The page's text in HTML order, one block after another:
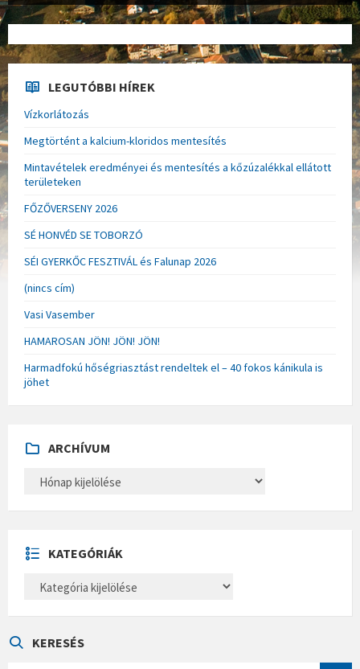
LEGUTÓBBI HÍREK
Vízkorlátozás
Megtörtént a kalcium-kloridos mentesítés
Mintavételek eredményei és mentesítés a kőzúzalékkal ellátott
területeken
FŐZŐVERSENY 2026
SÉ HONVÉD SE TOBORZÓ
SÉI GYERKŐC FESZTIVÁL és Falunap 2026
(nincs cím)
Vasi Vasember
HAMAROSAN JÖN! JÖN! JÖN!
Harmadfokú hőségriasztást rendeltek el – 40 fokos kánikula is
jöhet
ARCHÍVUM
H
U
M
KATEGÓRIÁK
E
KERESÉS